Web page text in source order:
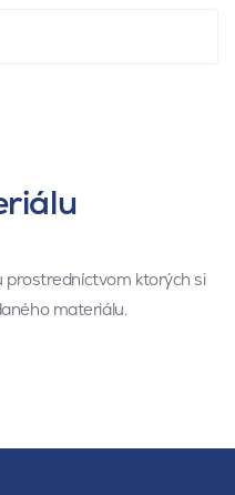
prostredníctvom ktorých si
materiálu.